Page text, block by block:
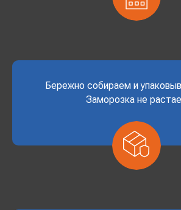
Бережно собираем и
Заморозка не